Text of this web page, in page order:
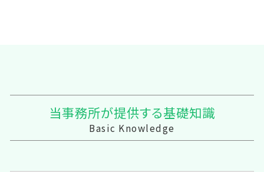
当事務所が提供する基礎知識
Basic Knowledge